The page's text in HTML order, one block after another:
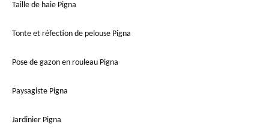
Taille de haie Pigna
Tonte et réfection de pelouse Pigna
Pose de gazon en rouleau Pigna
Paysagiste Pigna
Jardinier Pigna